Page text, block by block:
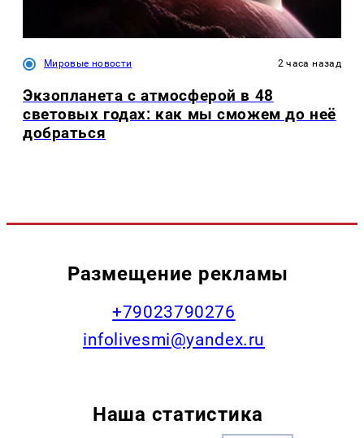
Мировые новости 2 часа назад
Экзопланета с атмосферой в 48
световых годах: как мы сможем до неё
добраться
Размещение рекламы
+79023790276
infolivesmi@yandex.ru
Наша статистика